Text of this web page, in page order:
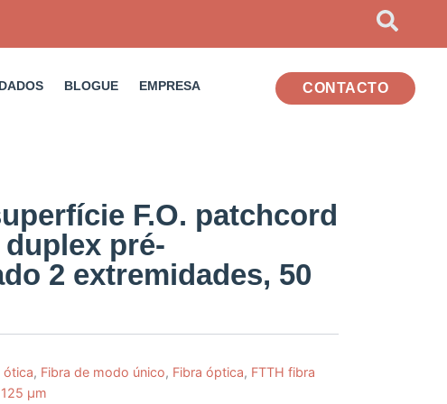
BLOGUE EMPRESA CONTACTO
F.O. patchcord
pré-
2 extremidades, 50
ótica, Fibra de modo único, Fibra óptica, FTTH fibra
µm